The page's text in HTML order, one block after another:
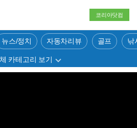
코리아닷컴
뉴스/정치 자동차리뷰 골프 낚
카테고리 보기